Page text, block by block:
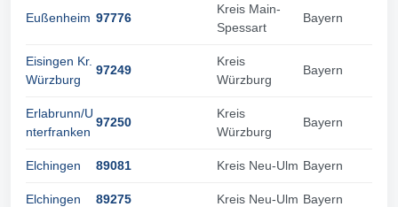
Eußenheim 97776
Kreis Main-
Spessart
Bayern
Eisingen Kr.
Würzburg
97249
Kreis
Würzburg
Bayern
Erlabrunn/U
nterfranken
97250
Kreis
Würzburg
Bayern
Elchingen 89081 Kreis Neu-Ulm Bayern
Elchingen 89275 Kreis Neu-Ulm Bayern